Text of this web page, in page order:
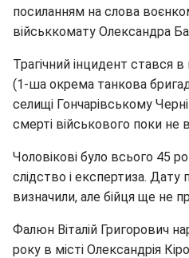
посиланням на слова
військкомату Олександра
Трагічний інцидент стався
(1-ша окрема танкова
селищі Гончарівському
смерті військового поки не
Чоловікові було всього 45
слідство і експертиза.
визначили, але бійця ще не
Фалюн Віталій Григорович
року в місті Олександрія